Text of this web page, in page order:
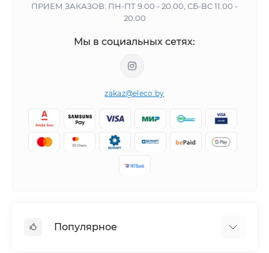
ПРИЕМ ЗАКАЗОВ: ПН-ПТ 9.00 - 20.00, СБ-ВС 11.00 -
20.00
Мы в социальных сетях:
zakaz@eleco.by
Популярное